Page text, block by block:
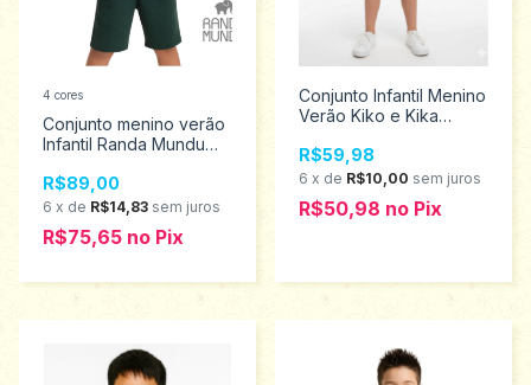
Conjunto menino verão
Infantil Randa Mundu
R$89,00
6 x de R$14,83 sem juros
R$75,65 no Pix
4 cores
Conjunto Infantil Menino
Verão Kiko e Kika
R$59,98
6 x de R$10,00 sem juros
R$50,98 no Pix